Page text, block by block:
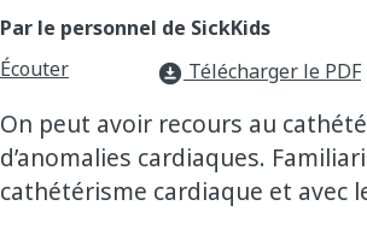
Par le personnel de SickKids
Écouter
download_for_offline Télécharger le PDF
On peut avoir recours au
d’anomalies cardiaques.
cathétérisme cardiaque et avec